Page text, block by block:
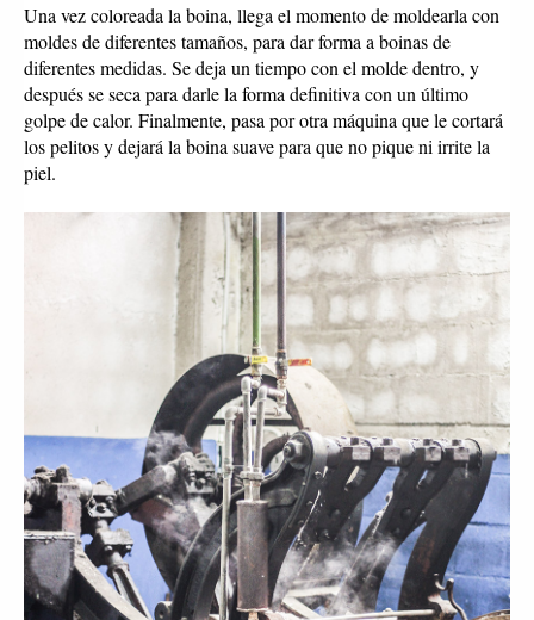
Una vez coloreada la boina, llega el momento de moldearla con
moldes de diferentes tamaños, para dar forma a boinas de
diferentes medidas. Se deja un tiempo con el molde dentro, y
después se seca para darle la forma definitiva con un último
golpe de calor. Finalmente, pasa por otra máquina que le cortará
los pelitos y dejará la boina suave para que no pique ni irrite la
piel.